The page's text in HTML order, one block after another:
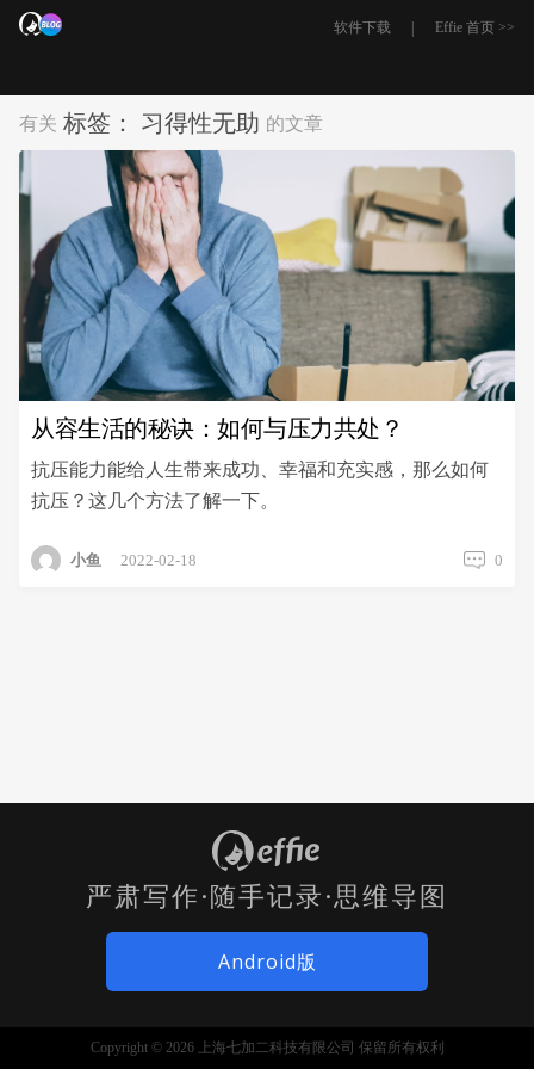
软件下载 | Effie 首页 >>
有关 标签： 习得性无助 的文章
从容生活的秘诀：如何与压力共处？
抗压能力能给人生带来成功、幸福和充实感，那么如何
抗压？这几个方法了解一下。
小鱼 2022-02-18 0
严肃写作·随手记录·思维导图
Android版
Copyright © 2026 上海七加二科技有限公司 保留所有权利